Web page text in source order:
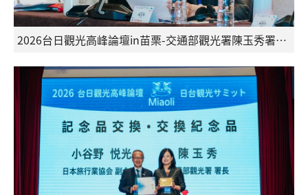
2026台日觀光高峰論壇in苗栗-交通部觀光署陳玉秀署長於論壇致詞